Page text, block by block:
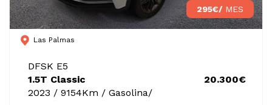
295€/ MES
Las Palmas
DFSK E5
1.5T Classic
2023 / 9154Km / Gasolina/
20.300€